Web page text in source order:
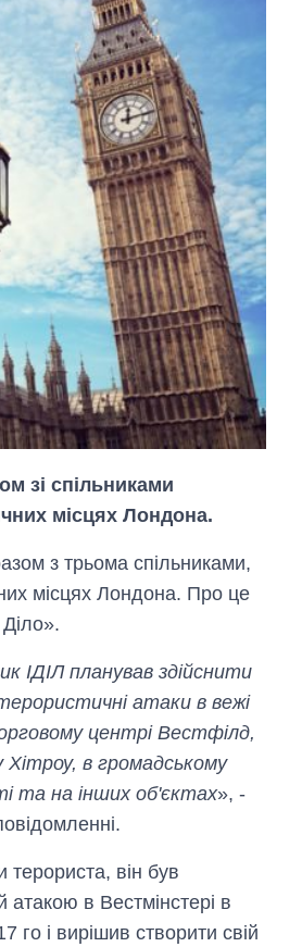
зі спільниками
місцях Лондона.
з трьома спільниками,
місцях Лондона. Про це
ІДІЛ планував здійснити
атаки в вежі
центрі Вестфілд,
в громадському
та на інших об'єктах», -
він був
атакою в Вестмінстері в
го і вирішив створити свій
Вісім масованих
ударів по Україні
за літо: Київ та
рф